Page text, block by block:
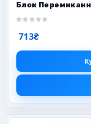
Блок
713₴